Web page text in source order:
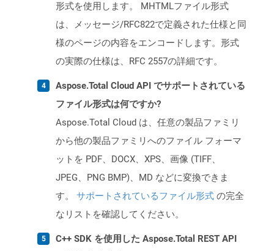
形式を使用します。 MHTMLファイル形式
は、メッセージ/RFC822で定義された仕様と同
様のページの内容をエンコードします。形式
の実際の仕様は、RFC 2557の詳細です。
Aspose.Total Cloud API でサポートされている
ファイル形式は何ですか?
Aspose.Total Cloud は、任意の製品ファミリ
から他の製品ファミリへのファイル フォーマ
ットを PDF、DOCX、XPS、画像 (TIFF、
JPEG、PNG BMP)、MD などに変換できま
す。 サポートされているファイル形式 の完全
なリストを確認してください。
C++ SDK を使用した Aspose.Total REST API